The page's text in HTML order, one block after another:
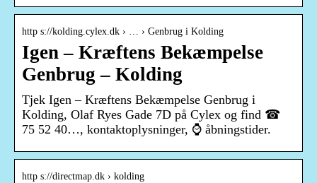
http s://kolding.cylex.dk › … › Genbrug i Kolding
Igen – Kræftens Bekæmpelse
Genbrug – Kolding
Tjek Igen – Kræftens Bekæmpelse Genbrug i
Kolding, Olaf Ryes Gade 7D på Cylex og find ☎
75 52 40…, kontaktoplysninger, ⌚ åbningstider.
http s://directmap.dk › kolding